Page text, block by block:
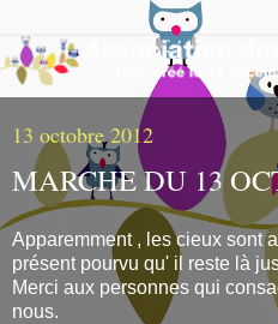
13 octobre 2012
MARCHE DU 13
Apparemment , les cieux sont
présent pourvu qu' il reste là
Merci aux personnes qui
nous.